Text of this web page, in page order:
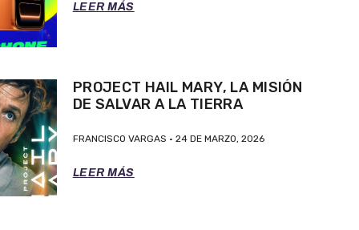
LEER MÁS
PROJECT HAIL MARY, LA MISIÓN
DE SALVAR A LA TIERRA
FRANCISCO VARGAS 24 DE MARZO, 2026
LEER MÁS